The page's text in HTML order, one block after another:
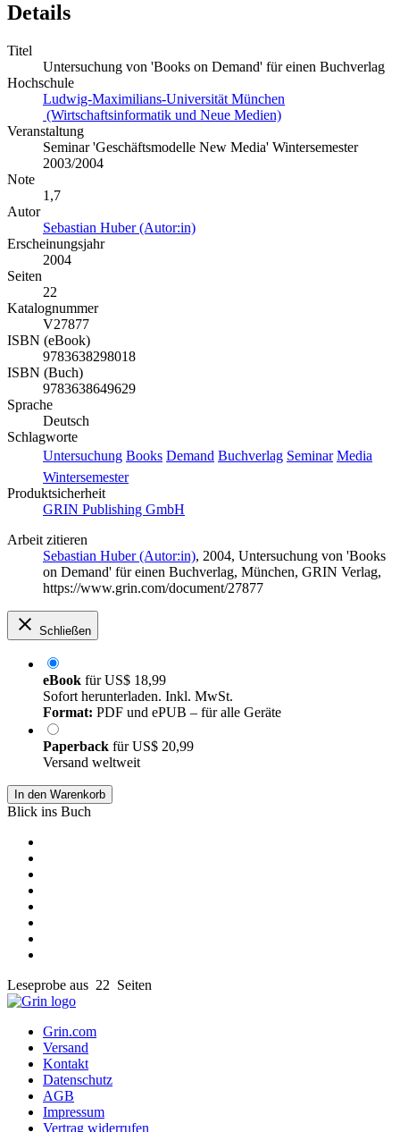
Details
Titel
Untersuchung von 'Books on Demand' für einen Buchverlag
Hochschule
Ludwig-Maximilians-Universität München
(Wirtschaftsinformatik und Neue Medien)
Veranstaltung
Seminar 'Geschäftsmodelle New Media' Wintersemester
2003/2004
Note
1,7
Autor
Sebastian Huber (Autor:in)
Erscheinungsjahr
2004
Seiten
22
Katalognummer
V27877
ISBN (eBook)
9783638298018
ISBN (Buch)
9783638649629
Sprache
Deutsch
Schlagworte
Untersuchung Books Demand Buchverlag Seminar Media
Wintersemester
Produktsicherheit
GRIN Publishing GmbH
Arbeit zitieren
Sebastian Huber (Autor:in), 2004, Untersuchung von 'Books
on Demand' für einen Buchverlag, München, GRIN Verlag,
https://www.grin.com/document/27877
Schließen
eBook fürUS$ 18,99
Sofort herunterladen. Inkl. MwSt.
Format: PDF und ePUB – für alle Geräte
Paperback fürUS$ 20,99
Versand weltweit
In den Warenkorb
Blick ins Buch
Leseprobe aus 22 Seiten